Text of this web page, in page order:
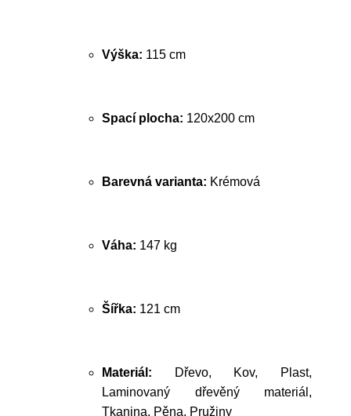
Výška: 115 cm
Spací plocha: 120x200 cm
Barevná varianta: Krémová
Váha: 147 kg
Šířka: 121 cm
Materiál: Dřevo, Kov, Plast,
Laminovaný dřevěný materiál,
Tkanina, Pěna, Pružiny